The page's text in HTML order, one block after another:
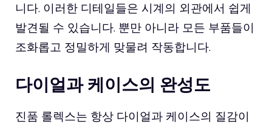
니다. 이러한 디테일들은 시계의 외관에서 쉽게
발견될 수 있습니다. 뿐만 아니라 모든 부품들이
조화롭고 정밀하게 맞물려 작동합니다.
다이얼과 케이스의 완성도
진품 롤렉스는 항상 다이얼과 케이스의 질감이